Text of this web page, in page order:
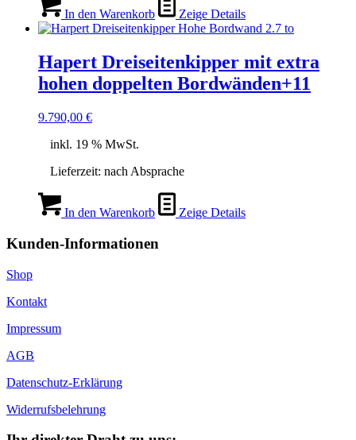
In den Warenkorb Zeige Details
Hapert Dreiseitenkipper mit extra
hohen doppelten Bordwänden+11
9.790,00 €
inkl. 19 % MwSt.
Lieferzeit: nach Absprache
In den Warenkorb Zeige Details
Kunden-Informationen
Shop
Kontakt
Impressum
AGB
Datenschutz-Erklärung
Widerrufsbelehrung